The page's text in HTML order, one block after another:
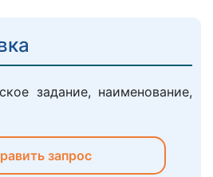
задание, наименование,
запрос